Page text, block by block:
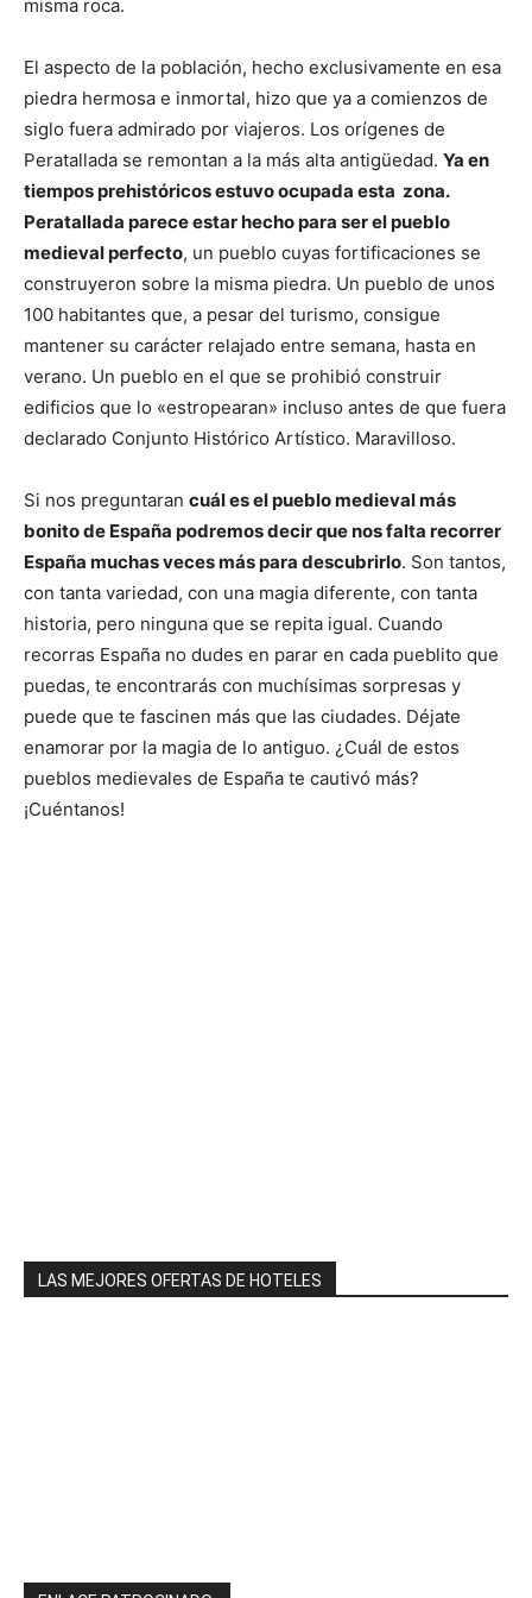
misma roca.
El aspecto de la población, hecho exclusivamente en esa
piedra hermosa e inmortal, hizo que ya a comienzos de
siglo fuera admirado por viajeros. Los orígenes de
Peratallada se remontan a la más alta antigüedad. Ya en
tiempos prehistóricos estuvo ocupada esta zona.
Peratallada parece estar hecho para ser el pueblo
medieval perfecto, un pueblo cuyas fortificaciones se
construyeron sobre la misma piedra. Un pueblo de unos
100 habitantes que, a pesar del turismo, consigue
mantener su carácter relajado entre semana, hasta en
verano. Un pueblo en el que se prohibió construir
edificios que lo «estropearan» incluso antes de que fuera
declarado Conjunto Histórico Artístico. Maravilloso.
Si nos preguntaran cuál es el pueblo medieval más
bonito de España podremos decir que nos falta recorrer
España muchas veces más para descubrirlo. Son tantos,
con tanta variedad, con una magia diferente, con tanta
historia, pero ninguna que se repita igual. Cuando
recorras España no dudes en parar en cada pueblito que
puedas, te encontrarás con muchísimas sorpresas y
puede que te fascinen más que las ciudades. Déjate
enamorar por la magia de lo antiguo. ¿Cuál de estos
pueblos medievales de España te cautivó más?
¡Cuéntanos!
LAS MEJORES OFERTAS DE HOTELES